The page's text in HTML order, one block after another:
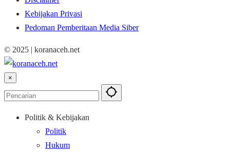
Kebijakan Privasi
Pedoman Pemberitaan Media Siber
© 2025 | koranaceh.net
×
Politik & Kebijakan
Politik
Hukum